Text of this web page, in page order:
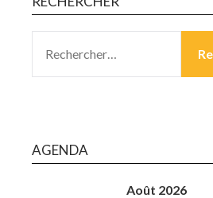
AGENDA
Août 2026